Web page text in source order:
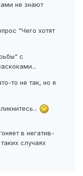
не знают
"Чего хотят
с
то не так, но я
в негатив-
случаях